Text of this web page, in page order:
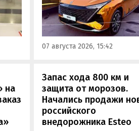
«ПроДвижение» на ВДНХ
Москве в числе прочих
моделей «Москвича» был
представлен
кроссовер М90.
07 августа 2026, 15:42
на
Запас хода 800 км и
защита от морозов.
Начались продажи
российского
внедорожника Esteo